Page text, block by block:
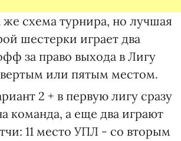
же схема турнира, но лучшая
шестерки играет два
за право выхода в Лигу
или пятым местом.
2 + в первую лигу сразу
команда, а еще два играют
11 место УПЛ - со вторым